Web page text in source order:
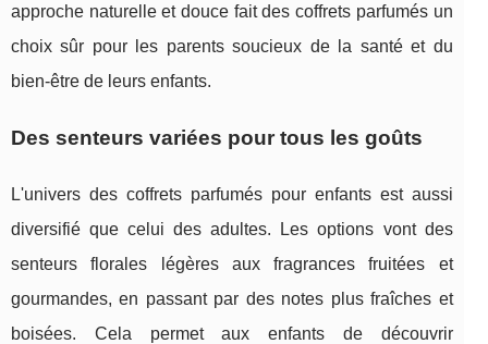
approche naturelle et douce fait des coffrets parfumés un
choix sûr pour les parents soucieux de la santé et du
bien-être de leurs enfants.
Des senteurs variées pour tous les goûts
L'univers des coffrets parfumés pour enfants est aussi
diversifié que celui des adultes. Les options vont des
senteurs florales légères aux fragrances fruitées et
gourmandes, en passant par des notes plus fraîches et
boisées. Cela permet aux enfants de découvrir